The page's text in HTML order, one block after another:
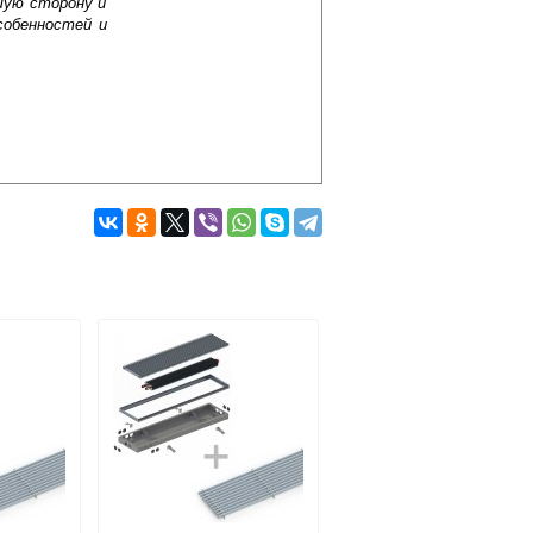
и
Подробнее об оплате